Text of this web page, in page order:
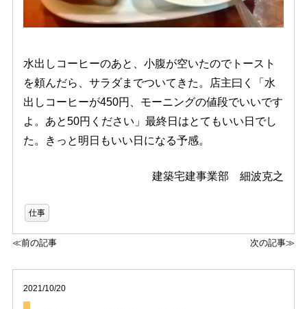
水出しコーヒーのあと、小腹が空いたのでトースト
を頼んだら、サラダまでついてきた。店主曰く「水
出しコーヒーが450円、モーニングの値段でいいです
よ。あと50円ください」最終日はとてもいい日でし
た。きっと明日もいい日になる予感。
建築宅建事業部 細波克之
仕事
≪前の記事 次の記事≫
2021/10/20